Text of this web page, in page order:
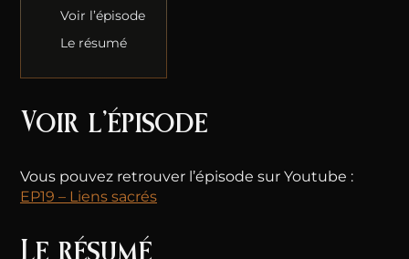
Voir l’épisode
Le résumé
Voir l’épisode
Vous pouvez retrouver l’épisode sur Youtube :
EP19 – Liens sacrés
Le résumé